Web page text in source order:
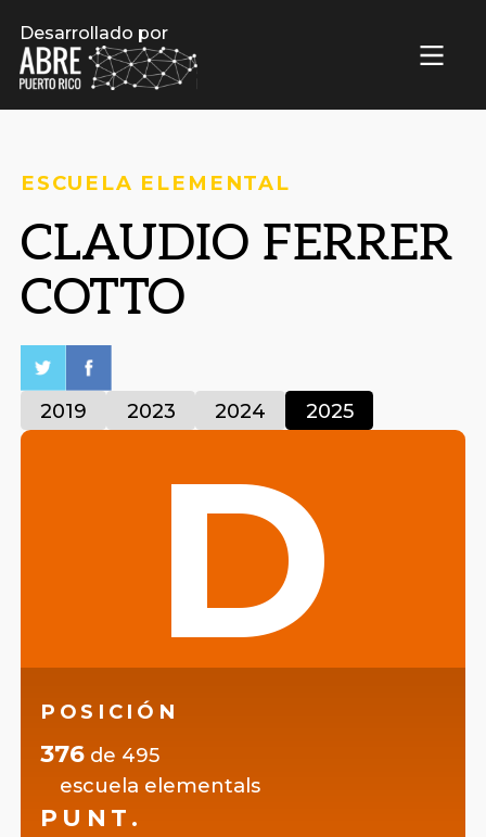
Desarrollado por
ESCUELA ELEMENTAL
CLAUDIO FERRER
COTTO
2019 2023 2024 2025
D
POSICIÓN
376 de 495
escuela elementals
PUNT.